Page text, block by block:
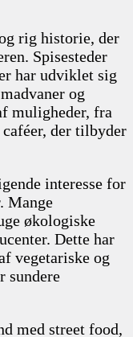
rig historie, der
Spisesteder
har udviklet sig
og
muligheder, fra
der tilbyder
interesse for
Mange
økologiske
Dette har
vegetariske og
sundere
med street food,